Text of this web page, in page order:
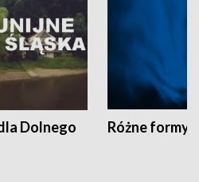
Dolnego
Różne formy